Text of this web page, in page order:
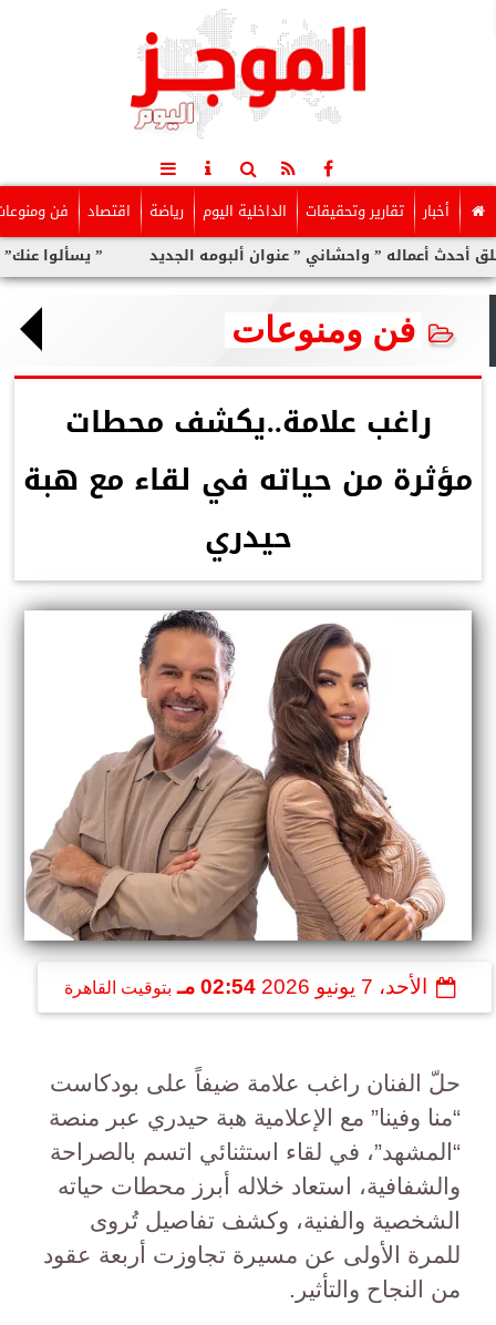
أخبار تقارير وتحقيقات الداخلية اليوم رياضة اقتصاد فن
” يسألوا عنك” أولى ” واحشاني ” عنوان ألبومه الجديد
فن ومنوعات
راغب علامة..يكشف محطات
مؤثرة من حياته في لقاء مع هبة
حيدري
الأحد، 7 يونيو 2026 02:54 مـ بتوقيت القاهرة
حلّ الفنان راغب علامة ضيفاً على بودكاست
“منا وفينا” مع الإعلامية هبة حيدري عبر منصة
“المشهد”، في لقاء استثنائي اتسم بالصراحة
والشفافية، استعاد خلاله أبرز محطات حياته
الشخصية والفنية، وكشف تفاصيل تُروى
للمرة الأولى عن مسيرة تجاوزت أربعة عقود
من النجاح والتأثير.